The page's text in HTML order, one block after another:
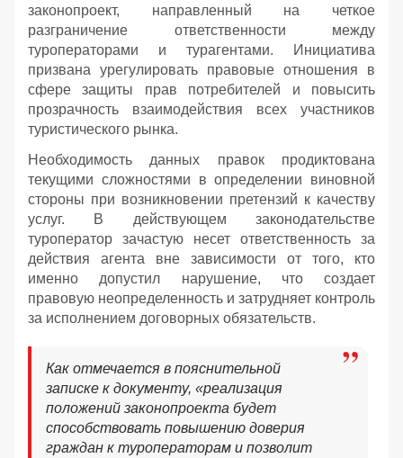
законопроект, направленный на четкое
разграничение ответственности между
туроператорами и турагентами. Инициатива
призвана урегулировать правовые отношения в
сфере защиты прав потребителей и повысить
прозрачность взаимодействия всех участников
туристического рынка.
Необходимость данных правок продиктована
текущими сложностями в определении виновной
стороны при возникновении претензий к качеству
услуг. В действующем законодательстве
туроператор зачастую несет ответственность за
действия агента вне зависимости от того, кто
именно допустил нарушение, что создает
правовую неопределенность и затрудняет контроль
за исполнением договорных обязательств.
Как отмечается в пояснительной
записке к документу, «реализация
положений законопроекта будет
способствовать повышению доверия
граждан к туроператорам и позволит